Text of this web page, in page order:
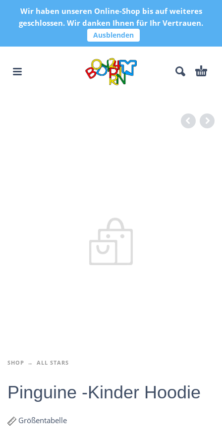
Wir haben unseren Online-Shop bis auf weiteres
geschlossen. Wir danken Ihnen für Ihr Vertrauen.
Ausblenden
SHOP ALL STARS
Pinguine -Kinder Hoodie
Größentabelle